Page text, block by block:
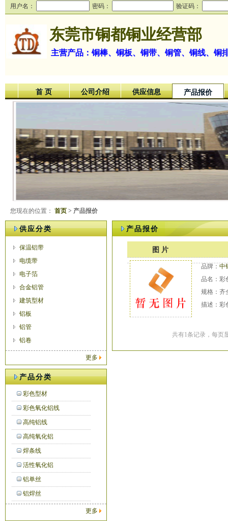
用户名： 密码： 验证码：
东莞市铜都铜业经营部
主营产品：铜棒、铜板、铜带、铜管、铜线、铜
首 页 公司介绍 供应信息 产品报价
您现在的位置： 首页 > 产品报价
供应分类
保温铝带
电缆带
电子箔
合金铝管
建筑型材
铝板
铝管
铝卷
更多
产品分类
彩色型材
彩色氧化铝线
高纯铝线
高纯氧化铝
焊条线
活性氧化铝
铝单丝
铝焊丝
更多
产品报价
图 片
品牌： 中
品名：彩
规格：齐
描述：彩
共有1条记录，每页